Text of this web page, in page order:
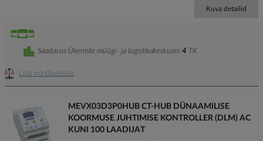
Kuva detailid
Lisa võrdlusesse
Saadavus Ülemiste müügi- ja logistikakeskuses 4 TK
MEVX03D3P0HUB CT-HUB DÜNAAMILISE
KOORMUSE JUHTIMISE KONTROLLER (DLM) AC
KUNI 100 LAADIJAT